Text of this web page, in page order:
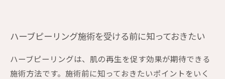
ハーブピーリング施術を受ける前に知っておきたい
ハーブピーリングは、肌の再生を促す効果が期待できる
施術方法です。施術前に知っておきたいポイントをいく